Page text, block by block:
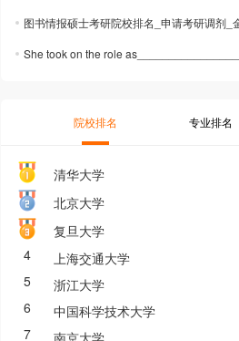
She took on the role as_________________
院校排名 专业排名
清华大学
北京大学
复旦大学
4
上海交通大学
5
浙江大学
6
中国科学技术大学
7
南京大学